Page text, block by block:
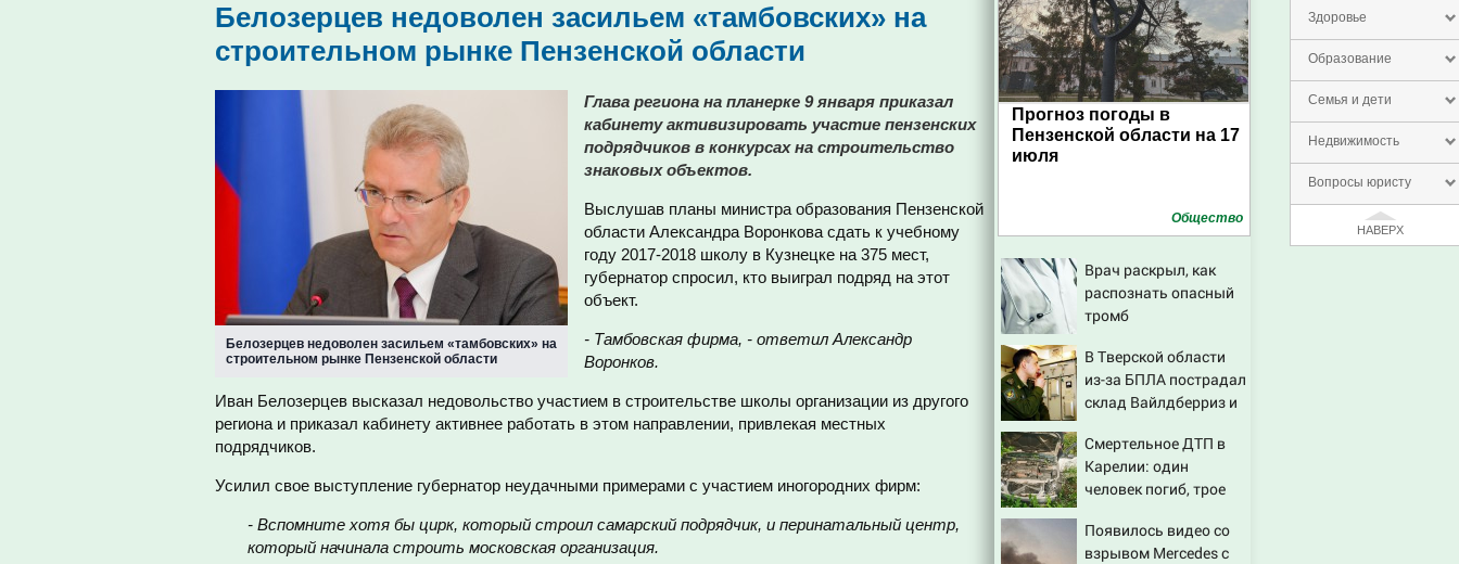
Здоровье
Образование
Семья и дети
Недвижимость
Вопросы юристу
НАВЕРХ
Белозерцев недоволен засильем «тамбовских» на
строительном рынке Пензенской области
Белозерцев недоволен засильем «тамбовских» на
строительном рынке Пензенской области
Глава региона на планерке 9 января приказал
кабинету активизировать участие пензенских
подрядчиков в конкурсах на строительство
знаковых объектов.
Выслушав планы министра образования Пензенской
области Александра Воронкова сдать к учебному
году 2017-2018 школу в Кузнецке на 375 мест,
губернатор спросил, кто выиграл подряд на этот
объект.
- Тамбовская фирма, - ответил Александр
Воронков.
Иван Белозерцев высказал недовольство участием в строительстве школы организации из другого
региона и приказал кабинету активнее работать в этом направлении, привлекая местных
подрядчиков.
Усилил свое выступление губернатор неудачными примерами с участием иногородних фирм:
- Вспомните хотя бы цирк, который строил самарский подрядчик, и перинатальный центр,
который начинала строить московская организация.
Прогноз погоды в
Пензенской области на 17
июля
Общество
Врач раскрыл, как
распознать опасный
тромб
В Тверской области
из-за БПЛА пострадал
склад Вайлдберриз и
Новости Твери и
городов Тверской
области сегодня -
новости. Новости
Смертельное ДТП в
Карелии: один
человек погиб, трое
Появилось видео со
взрывом Mercedes с